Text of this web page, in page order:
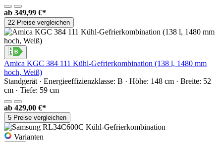
ab 349,99 €*
22 Preise vergleichen
Amica KGC 384 111 Kühl-Gefrierkombination (138 l, 1480 mm
hoch, Weiß)
Standgerät · Energieeffizienzklasse: B · Höhe: 148 cm · Breite: 52
cm · Tiefe: 59 cm
ab 429,00 €*
5 Preise vergleichen
Varianten